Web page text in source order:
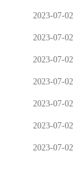
2023-07-02
2023-07-02
2023-07-02
2023-07-02
2023-07-02
2023-07-02
2023-07-02